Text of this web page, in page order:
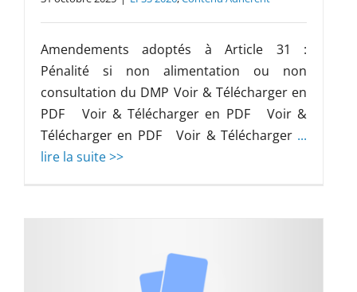
Amendements adoptés à Article 31 :
Pénalité si non alimentation ou non
consultation du DMP Voir & Télécharger en
PDF Voir & Télécharger en PDF Voir &
Télécharger en PDF Voir & Télécharger ...
lire la suite >>